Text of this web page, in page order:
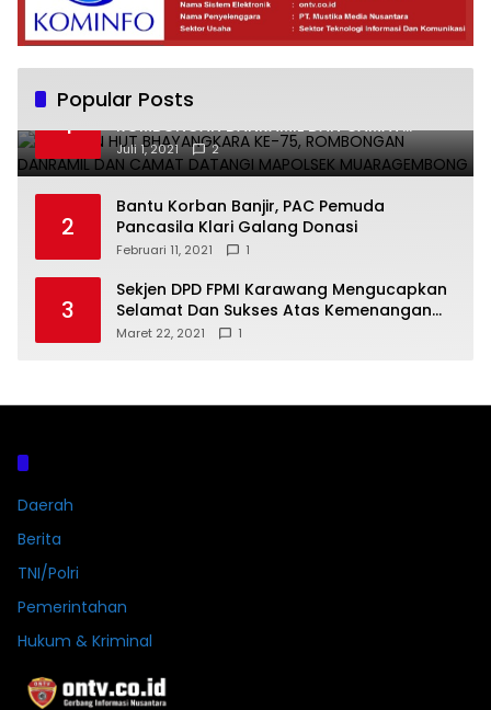
Popular Posts
1
UCAPKAN HUT BHAYANGKARA KE-75,
ROMBONGAN DANRAMIL DAN CAMAT
DATANGI MAPOLSEK MUARAGEMBONG
Juli 1, 2021 2
2
Bantu Korban Banjir, PAC Pemuda
Pancasila Klari Galang Donasi
Februari 11, 2021 1
3
Sekjen DPD FPMI Karawang Mengucapkan
Selamat Dan Sukses Atas Kemenangan
Calon Kades Dayeuhluhur H.Sapin
Maret 22, 2021 1
Daerah
Berita
TNI/Polri
Pemerintahan
Hukum & Kriminal